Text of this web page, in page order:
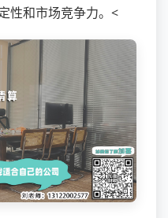
性和市场竞争力。<